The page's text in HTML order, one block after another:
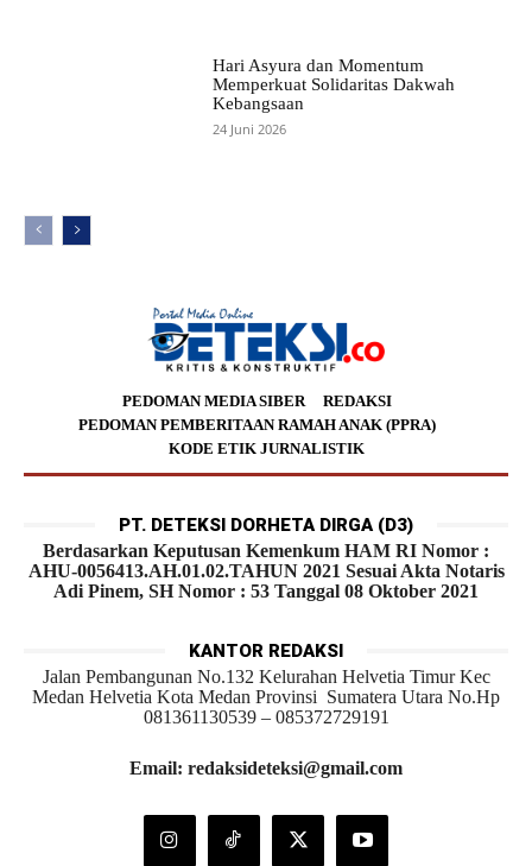
Hari Asyura dan Momentum
Memperkuat Solidaritas Dakwah
Kebangsaan
24 Juni 2026
PEDOMAN MEDIA SIBER
REDAKSI
PEDOMAN PEMBERITAAN RAMAH ANAK (PPRA)
KODE ETIK JURNALISTIK
PT. DETEKSI DORHETA DIRGA (D3)
Berdasarkan Keputusan Kemenkum HAM RI Nomor :
AHU-0056413.AH.01.02.TAHUN 2021 Sesuai Akta Notaris
Adi Pinem, SH Nomor : 53 Tanggal 08 Oktober 2021
KANTOR REDAKSI
Jalan Pembangunan No.132 Kelurahan Helvetia Timur Kec
Medan Helvetia Kota Medan Provinsi Sumatera Utara No.Hp
081361130539 – 085372729191
Email: redaksideteksi@gmail.com